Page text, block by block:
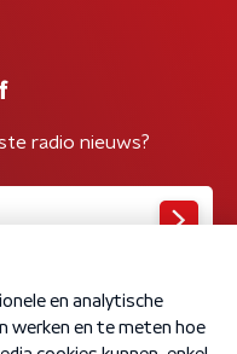
radio nieuws?